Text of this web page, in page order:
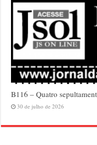
B116 – Quatro
30 de julho de 2026